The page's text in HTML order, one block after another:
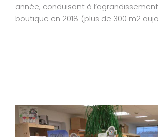
année, conduisant à
boutique en 2018 (plus de 300 m2